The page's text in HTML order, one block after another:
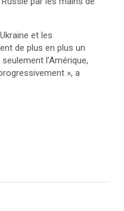
et les
de plus en plus un
l’Amérique,
», a